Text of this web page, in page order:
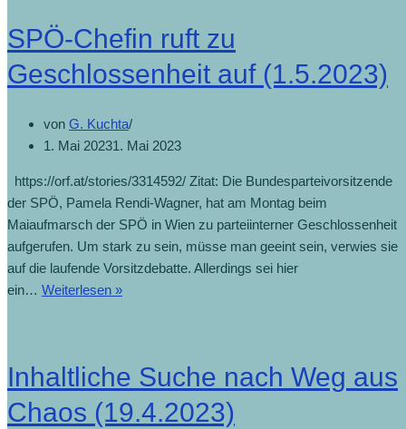
SPÖ-Chefin ruft zu
Geschlossenheit auf (1.5.2023)
von G. Kuchta
1. Mai 20231. Mai 2023
https://orf.at/stories/3314592/ Zitat: Die Bundesparteivorsitzende
der SPÖ, Pamela Rendi-Wagner, hat am Montag beim
Maiaufmarsch der SPÖ in Wien zu parteiinterner Geschlossenheit
aufgerufen. Um stark zu sein, müsse man geeint sein, verwies sie
auf die laufende Vorsitzdebatte. Allerdings sei hier
ein… Weiterlesen »
Inhaltliche Suche nach Weg aus
Chaos (19.4.2023)